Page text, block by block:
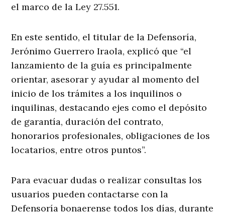
el marco de la Ley 27.551.
En este sentido, el titular de la Defensoría,
Jerónimo Guerrero Iraola, explicó que “el
lanzamiento de la guía es principalmente
orientar, asesorar y ayudar al momento del
inicio de los trámites a los inquilinos o
inquilinas, destacando ejes como el depósito
de garantía, duración del contrato,
honorarios profesionales, obligaciones de los
locatarios, entre otros puntos”.
Para evacuar dudas o realizar consultas los
usuarios pueden contactarse con la
Defensoría bonaerense todos los días, durante